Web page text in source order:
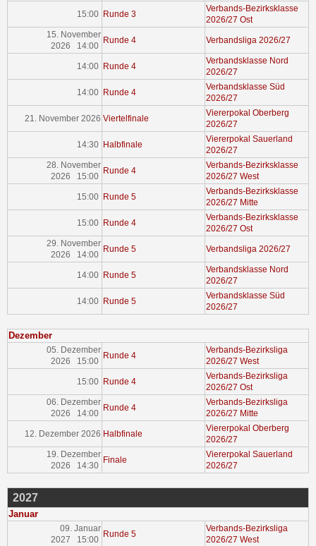
15:00 Runde 3
Verbands-Bezirksklasse
2026/27 Ost
15. November
2026 14:00
Runde 4 Verbandsliga 2026/27
14:00 Runde 4
Verbandsklasse Nord
2026/27
14:00 Runde 4
Verbandsklasse Süd
2026/27
21. November 2026 Viertelfinale
Viererpokal Oberberg
2026/27
14:30 Halbfinale
Viererpokal Sauerland
2026/27
28. November
2026 15:00
Runde 4
Verbands-Bezirksklasse
2026/27 West
15:00 Runde 5
Verbands-Bezirksklasse
2026/27 Mitte
15:00 Runde 4
Verbands-Bezirksklasse
2026/27 Ost
29. November
2026 14:00
Runde 5 Verbandsliga 2026/27
14:00 Runde 5
Verbandsklasse Nord
2026/27
14:00 Runde 5
Verbandsklasse Süd
2026/27
Dezember
05. Dezember
2026 15:00
Runde 4
Verbands-Bezirksliga
2026/27 West
15:00 Runde 4
Verbands-Bezirksliga
2026/27 Ost
06. Dezember
2026 14:00
Runde 4
Verbands-Bezirksliga
2026/27 Mitte
12. Dezember 2026 Halbfinale
Viererpokal Oberberg
2026/27
19. Dezember
2026 14:30
Finale
Viererpokal Sauerland
2026/27
2027
Januar
09. Januar
2027 15:00
Runde 5
Verbands-Bezirksliga
2026/27 West